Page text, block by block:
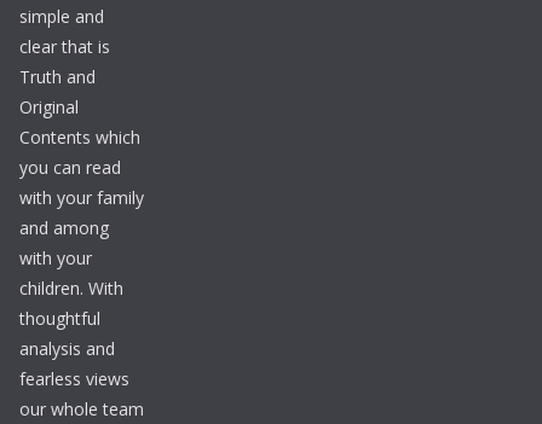
simple and
clear that is
Truth and
Original
Contents which
you can read
with your family
and among
with your
children. With
thoughtful
analysis and
fearless views
our whole team